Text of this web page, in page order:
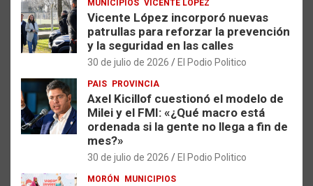
MUNICIPIOS VICENTE LÓPEZ
Vicente López incorporó nuevas
patrullas para reforzar la prevención
y la seguridad en las calles
30 de julio de 2026 El Podio Politico
PAIS PROVINCIA
Axel Kicillof cuestionó el modelo de
Milei y el FMI: «¿Qué macro está
ordenada si la gente no llega a fin de
mes?»
30 de julio de 2026 El Podio Politico
MORÓN MUNICIPIOS